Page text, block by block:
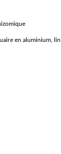
en aluminium,